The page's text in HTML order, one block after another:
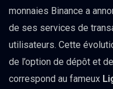
monnaies Binance a
de ses services de
utilisateurs. Cette
de l’option de dépôt et
correspond au fameux